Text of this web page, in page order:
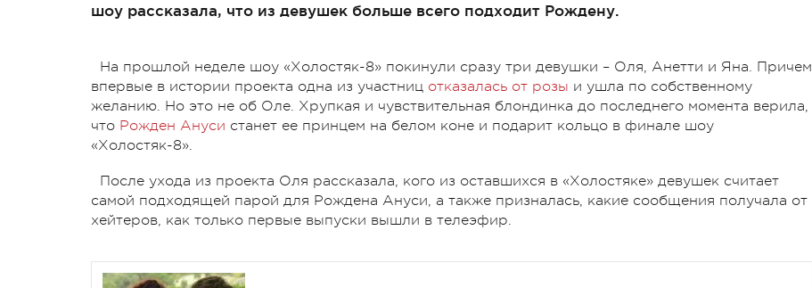
шоу рассказала, что из девушек больше всего подходит Рождену.
На прошлой неделе шоу «Холостяк-8» покинули сразу три девушки – Оля, Анетти и Яна. Причем
впервые в истории проекта одна из участниц отказалась от розы и ушла по собственному
желанию. Но это не об Оле. Хрупкая и чувствительная блондинка до последнего момента верила,
что Рожден Ануси станет ее принцем на белом коне и подарит кольцо в финале шоу
«Холостяк-8».
После ухода из проекта Оля рассказала, кого из оставшихся в «Холостяке» девушек считает
самой подходящей парой для Рождена Ануси, а также призналась, какие сообщения получала от
хейтеров, как только первые выпуски вышли в телеэфир.